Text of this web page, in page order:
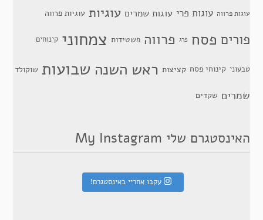
עוגות פרווה עוגות פרי עוגות שמרים עוגיות עוגיות פרווה
פורים פסח פרג פרווה פשטידות צמחוני קינוחים
טבעוני קינוחי פסח קציצות ראש השנה שבועות שוקולד
שמרים שקדים
האינסטגרם שלי My Instagram
עקבו אחריי באינסטגרם!